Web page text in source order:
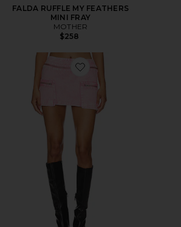
FALDA RUFFLE MY FEATHERS
MINI FRAY
MOTHER
$258
Favorite MINIFALDA MONICA